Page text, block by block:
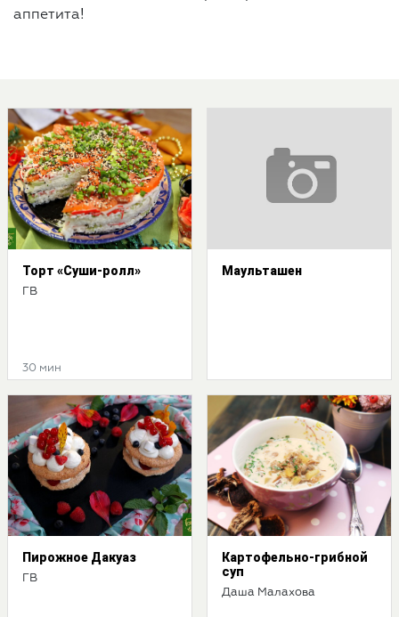
аппетита!
Торт «Суши-ролл»
ГВ
30 мин
Маульташен
Пирожное Дакуаз
ГВ
Картофельно-грибной
суп
Даша Малахова